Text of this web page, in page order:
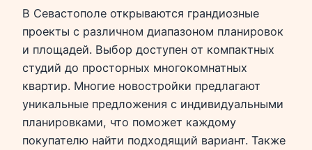
В Севастополе открываются грандиозные
проекты с различном диапазоном планировок
и площадей. Выбор доступен от компактных
студий до просторных многокомнатных
квартир. Многие новостройки предлагают
уникальные предложения с индивидуальными
планировками, что поможет каждому
покупателю найти подходящий вариант. Также